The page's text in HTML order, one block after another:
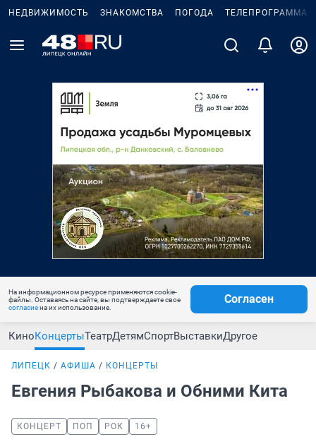
НЕДВИЖИМОСТЬ ЗНАКОМСТВА ПОГОДА ТЕЛЕПРОГРАММА
На информационном ресурсе применяются cookie-
файлы. Оставаясь на сайте, вы подтверждаете свое
согласиена их использование.
Согласен
КиноКонцертыТеатрДетямСпортВыставкиДругое
ЛИПЕЦК АФИША КОНЦЕРТЫ
Евгения Рыбакова и Обними Кита
КОНЦЕРТ ПОП РОК 16+